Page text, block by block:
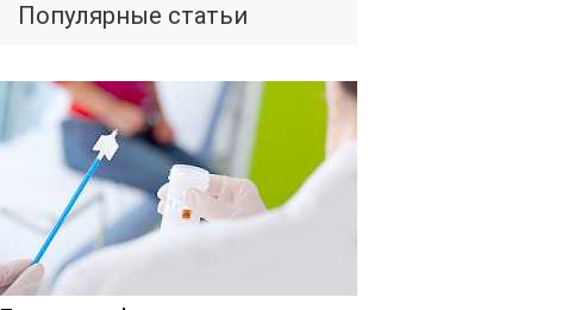
Популярные статьи